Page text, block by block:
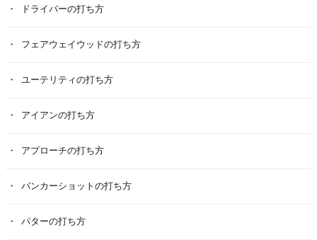
ドライバーの打ち方
フェアウェイウッドの打ち方
ユーテリティの打ち方
アイアンの打ち方
アプローチの打ち方
バンカーショットの打ち方
パターの打ち方